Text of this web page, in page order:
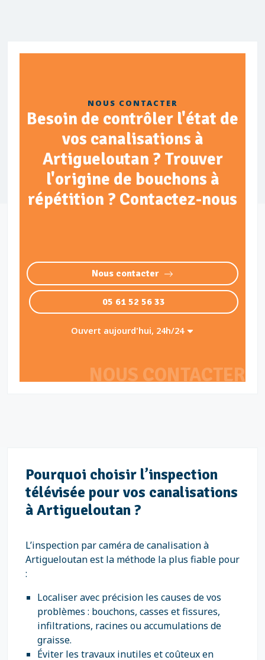
NOUS CONTACTER
NOUS CONTACTER
Besoin de contrôler l'état de
vos canalisations à
Artigueloutan ? Trouver
l'origine de bouchons à
répétition ? Contactez-nous
Nous contacter
05 61 52 56 33
Ouvert aujourd'hui, 24h/24
Pourquoi choisir l’inspection
télévisée pour vos canalisations
à Artigueloutan ?
L’inspection par caméra de canalisation à
Artigueloutan est la méthode la plus fiable pour
:
Localiser avec précision les causes de vos
problèmes : bouchons, casses et fissures,
infiltrations, racines ou accumulations de
graisse.
Éviter les travaux inutiles et coûteux en